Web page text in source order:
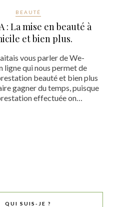
BEAUTÉ
: La mise en beauté à
et bien plus.
vous parler de We-
ligne qui nous permet de
beauté et bien plus
gagner du temps, puisque
effectuée on…
QUI SUIS-JE ?